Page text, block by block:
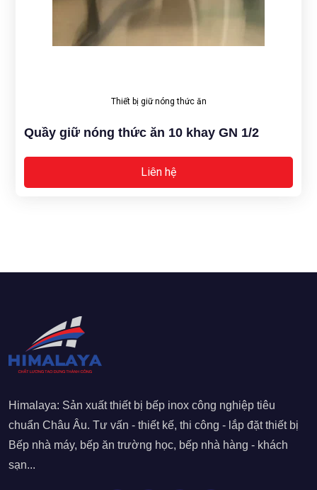
Thiết bị giữ nóng thức ăn
Quầy giữ nóng thức ăn 10 khay GN 1/2
Liên hệ
Himalaya: Sản xuất thiết bị bếp inox công nghiệp tiêu
chuẩn Châu Âu. Tư vấn - thiết kế, thi công - lắp đặt thiết bị
Bếp nhà máy, bếp ăn trường học, bếp nhà hàng - khách
sạn...